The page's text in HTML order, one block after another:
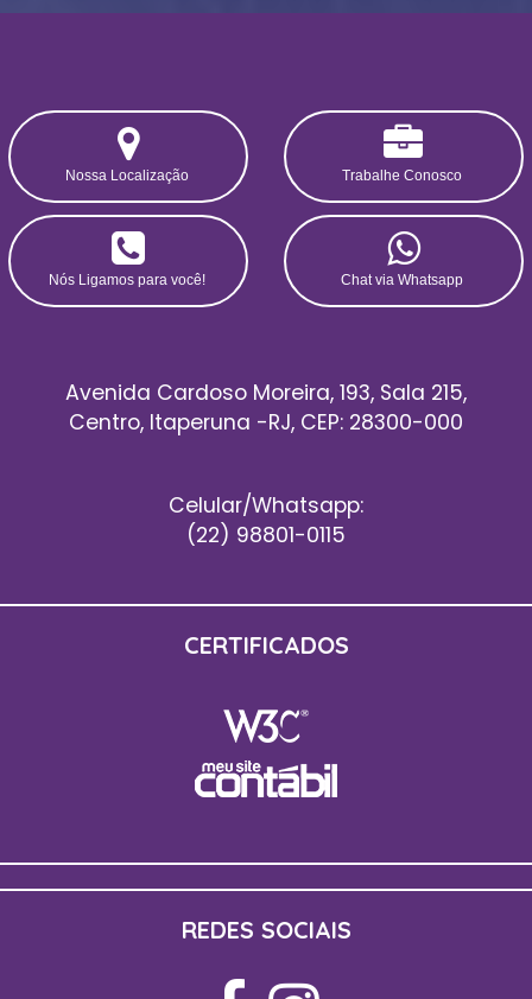
Nossa Localização Trabalhe Conosco
Nós Ligamos para você! Chat via Whatsapp
Avenida Cardoso Moreira, 193, Sala 215,
Centro, Itaperuna -RJ, CEP: 28300-000
Celular/Whatsapp:
(22) 98801-0115
CERTIFICADOS
REDES SOCIAIS